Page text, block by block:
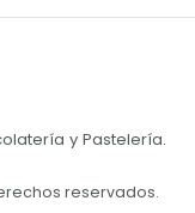
y Pastelería.
reservados.